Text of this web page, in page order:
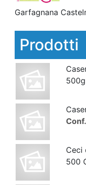
Garfagnana
Prodotti
500g
Conf.
Ceci
500